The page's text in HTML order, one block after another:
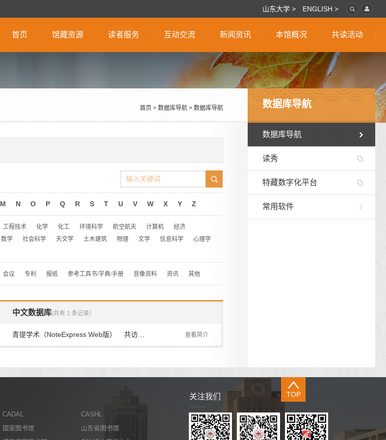
山东大学 > ENGLISH >
首页 馆藏资源 读者服务 互动交流 新闻资讯 本馆概况 共读活动
数据库导航
数据库导航
读秀
特藏数字化平台
常用软件
首页 > 数据库导航 > 数据库导航
M N O P Q R S T U V W X Y Z
工程技术 化学 化工 环境科学 航空航天 计算机
经济
数学 社会科学 天文学 土木建筑 物理 文学 信息科学
心理学
会议 专利 报纸 参考工具书/字典/手册 音像资料 资讯 其他
中文数据库(共有 1 条记录）
查看简介
TOP
CADAL
CASHL
国家图书馆
山东省图书馆
关注我们